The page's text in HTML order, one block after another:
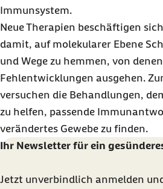
Immunsystem.
Neue Therapien beschäftigen
damit, auf molekularer Ebene
und Wege zu hemmen, von
Fehlentwicklungen ausgehen.
versuchen die Behandlungen,
zu helfen, passende
verändertes Gewebe zu finden.
Ihr Newsletter für ein
Jetzt unverbindlich anmelden